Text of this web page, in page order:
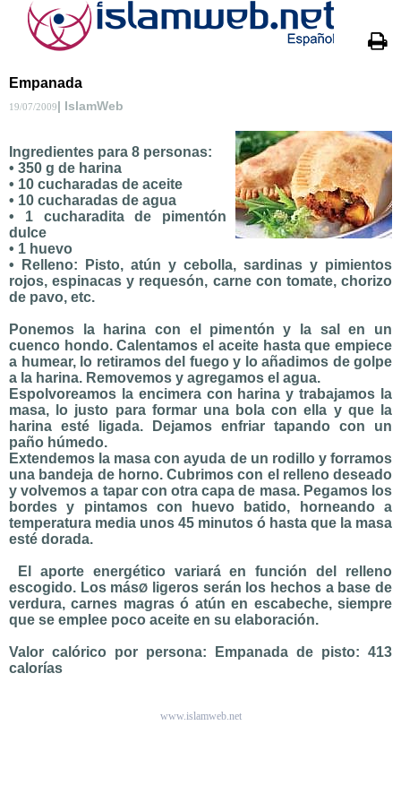
Empanada
19/07/2009| IslamWeb
Ingredientes para 8 personas:
• 350 g de harina
• 10 cucharadas de aceite
• 10 cucharadas de agua
• 1 cucharadita de pimentón
dulce
• 1 huevo
• Relleno: Pisto, atún y cebolla, sardinas y pimientos
rojos, espinacas y requesón, carne con tomate, chorizo
de pavo, etc.
Ponemos la harina con el pimentón y la sal en un
cuenco hondo. Calentamos el aceite hasta que empiece
a humear, lo retiramos del fuego y lo añadimos de golpe
a la harina. Removemos y agregamos el agua.
Espolvoreamos la encimera con harina y trabajamos la
masa, lo justo para formar una bola con ella y que la
harina esté ligada. Dejamos enfriar tapando con un
paño húmedo.
Extendemos la masa con ayuda de un rodillo y forramos
una bandeja de horno. Cubrimos con el relleno deseado
y volvemos a tapar con otra capa de masa. Pegamos los
bordes y pintamos con huevo batido, horneando a
temperatura media unos 45 minutos ó hasta que la masa
esté dorada.
El aporte energético variará en función del relleno
escogido. Los másØ ligeros serán los hechos a base de
verdura, carnes magras ó atún en escabeche, siempre
que se emplee poco aceite en su elaboración.
Valor calórico por persona: Empanada de pisto: 413
calorías
www.islamweb.net